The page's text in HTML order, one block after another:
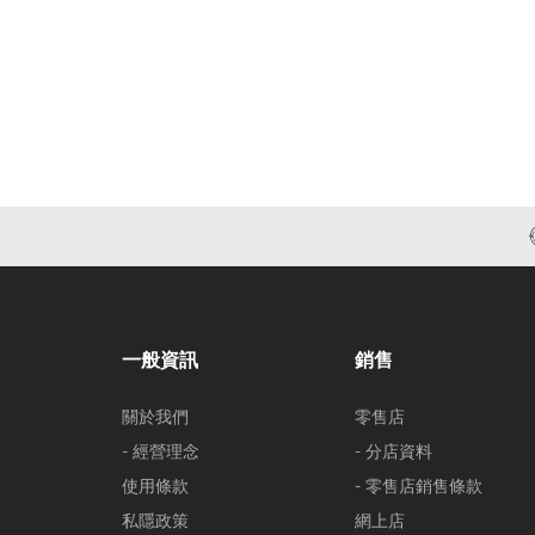
一般資訊
關於我們
- 經營理念
使用條款
私隱政策
銷售
零售店
- 分店資料
- 零售店銷售條款
網上店